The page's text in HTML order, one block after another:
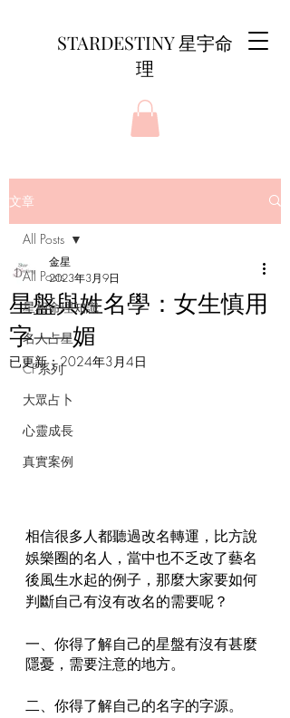
STARDESTINY 星宇命
理
文章
All Posts
星相命理知識
名人占星
CP系列
大眾占卜
心靈成長
真實案例
All Posts
星盤與姓名學：女生慎用
字——媚
金星
2023年3月9日
已更新：2024年3月4日
相信很多人都聽過改名轉運，比方說
娛樂圈的名人，當中也不乏改了藝名
後風生水起的例子，那麼大家要如何
判斷自己有沒有改名的需要呢？
一、你得了解自己的星盤有沒有甚麼
隱憂，需要注意的地方。
二、你得了解自己的名字的字源。